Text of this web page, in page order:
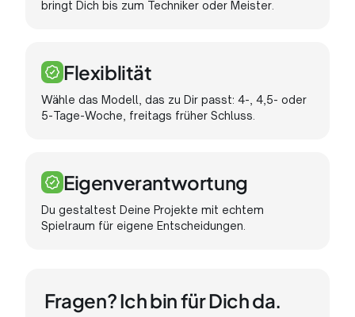
bringt Dich bis zum Techniker oder Meister.
Flexiblität
Wähle das Modell, das zu Dir passt: 4-, 4,5- oder
5-Tage-Woche, freitags früher Schluss.
Eigenverantwortung
Du gestaltest Deine Projekte mit echtem
Spielraum für eigene Entscheidungen.
Fragen? Ich bin für Dich da.